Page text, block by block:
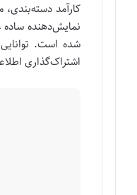
کارآمد
نمایش‌دهنده
اشتراک‌گذاری